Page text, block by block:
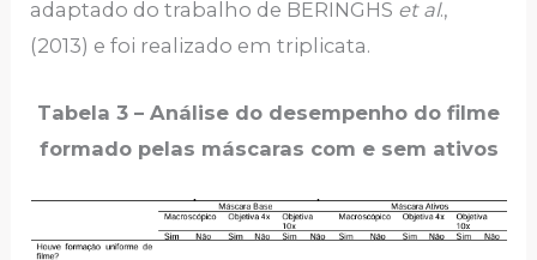
adaptado do trabalho de BERINGHS et al.,
(2013) e foi realizado em triplicata.
Tabela 3 – Análise do desempenho do filme
formado pelas máscaras com e sem ativos